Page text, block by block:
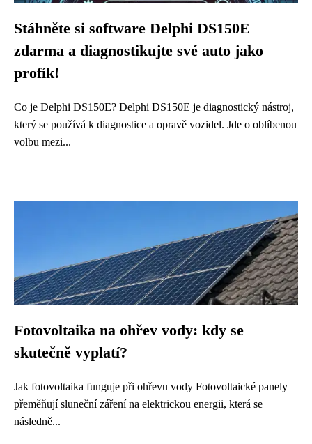
Stáhněte si software Delphi DS150E
zdarma a diagnostikujte své auto jako
profík!
Co je Delphi DS150E? Delphi DS150E je diagnostický nástroj,
který se používá k diagnostice a opravě vozidel. Jde o oblíbenou
volbu mezi...
Fotovoltaika na ohřev vody: kdy se
skutečně vyplatí?
Jak fotovoltaika funguje při ohřevu vody Fotovoltaické panely
přeměňují sluneční záření na elektrickou energii, která se
následně...